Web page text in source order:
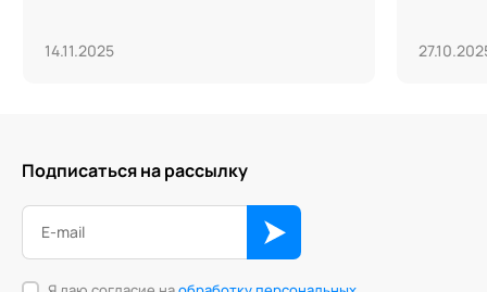
14.11.2025
Подписаться на рассылку